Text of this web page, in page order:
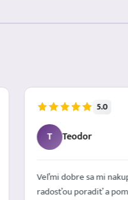
5.0
T Teodor
Veľmi dobre sa mi
radosťou poradiť a